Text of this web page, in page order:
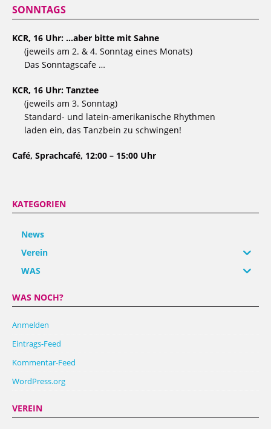
SONNTAGS
KCR, 16 Uhr: …aber bitte mit Sahne
(jeweils am 2. & 4. Sonntag eines Monats)
Das Sonntagscafe …
KCR, 16 Uhr: Tanztee
(jeweils am 3. Sonntag)
Standard- und latein-amerikanische Rhythmen
laden ein, das Tanzbein zu schwingen!
Café, Sprachcafé, 12:00 – 15:00 Uhr
KATEGORIEN
News
Verein
WAS
WAS NOCH?
Anmelden
Eintrags-Feed
Kommentar-Feed
WordPress.org
VEREIN